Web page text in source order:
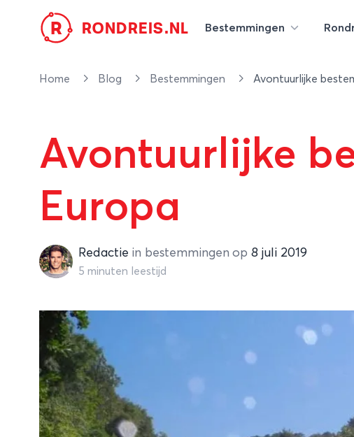
R RONDREIS.NL Bestemmingen
Home Blog Bestemmingen Avontuurlijke
Avontuurlijke
Europa
RedactieRedactie in bestemmingen op 8 juli 2019
5 minuten leestijd